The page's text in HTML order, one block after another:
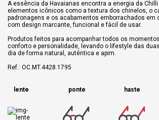
A essência da Havaianas encontra a energia da
elementos icônicos como a textura dos chinelos, o
padronagens e os acabamentos emborrachados em
com design marcante, funcional e fácil de usar.
Produtos feitos para acompanhar todos os
conforto e personalidade, levando o lifestyle das
dia de forma natural, autêntica e apim.
Ref.: OC.MT.4428.1795
lente ponte haste